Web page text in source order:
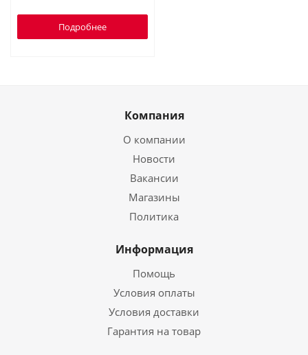
Подробнее
Компания
О компании
Новости
Вакансии
Магазины
Политика
Информация
Помощь
Условия оплаты
Условия доставки
Гарантия на товар